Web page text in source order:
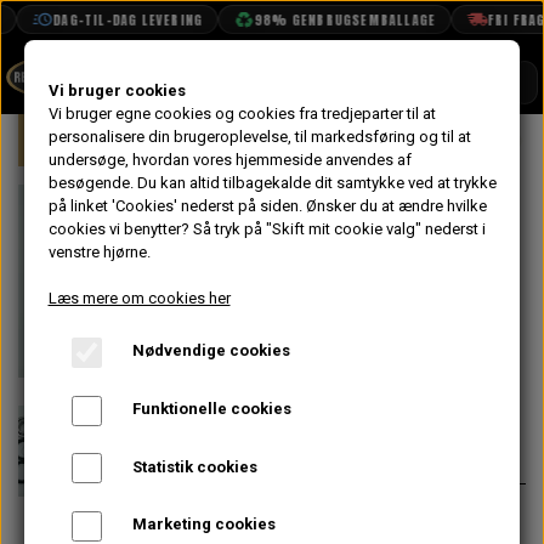
DAG-TIL-DAG LEVERING 98% GENBRUGSEMBALLAGE FRI FRAGT
BOOK TID
PROJEKTER
TEKNISK DATA
VANDPOLERING
Forside Mini Undervogn & Styrtøj For
På lager
Hjulleje Sæt,
Skivebremser,
Uoriginal
148,00 kr.
Vi forhandler disse uoriginale lejer
Vi bruger cookies
Vi bruger egne cookies og cookies fra tredjeparter til at
personalisere din brugeroplevelse, til markedsføring og til at
undersøge, hvordan vores hjemmeside anvendes af
besøgende. Du kan altid tilbagekalde dit samtykke ved at trykke
på linket 'Cookies' nederst på siden. Ønsker du at ændre hvilke
cookies vi benytter? Så tryk på "Skift mit cookie valg" nederst i
venstre hjørne.
Læs mere om cookies her
Nødvendige cookies
Funktionelle cookies
Statistik cookies
Marketing cookies